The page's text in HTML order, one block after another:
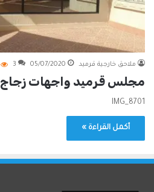
ملاحق خارجية قرميد 05/07/2020
3
مجلس قرميد واجهات زجاج
IMG_8701
أكمل القراءة »